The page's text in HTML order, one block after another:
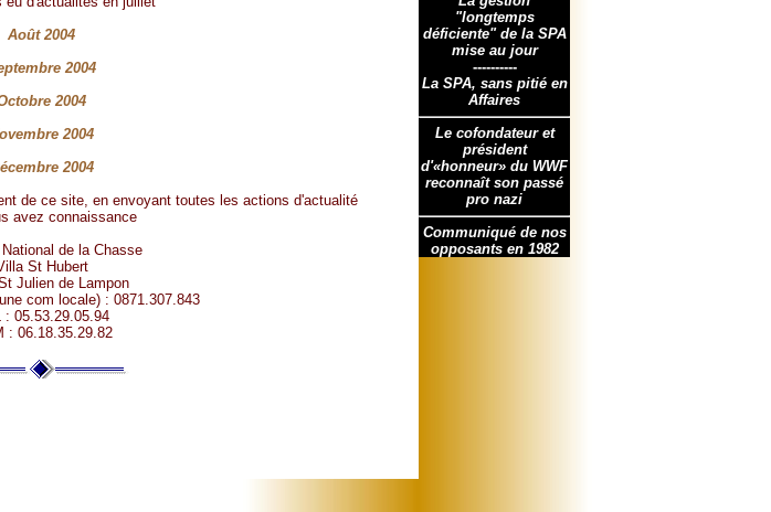
Août 2004
2004
2004
2004
2004
de ce site, en envoyant toutes les actions d'actualité
avez connaissance
de la Chasse
St Hubert
Julien de Lampon
com locale) : 0871.307.843
: 05.53.29.05.94
: 06.18.35.29.82
"longtemps
déficiente" de la SPA
mise au jour
----------
La SPA, sans pitié en
Affaires
Le cofondateur et
président
d'«honneur» du WWF
reconnaît son passé
pro nazi
Communiqué de nos
opposants en 1982